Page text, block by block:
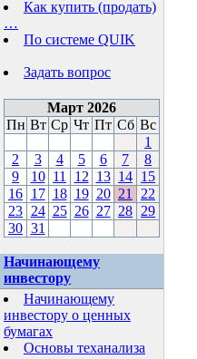
Как купить (продать)
…
По системе QUIK
Задать вопрос
Март 2026
Пн Вт Ср Чт Пт Сб Вс
1
2
3 4 5 6 7
8
9
10 11 12 13 14 15
16 17 18 19 20 21
22
23 24 25 26 27 28 29
30 31
Начинающему
инвестору
Начинающему
инвестору о ценных
бумагах
Основы теханализа